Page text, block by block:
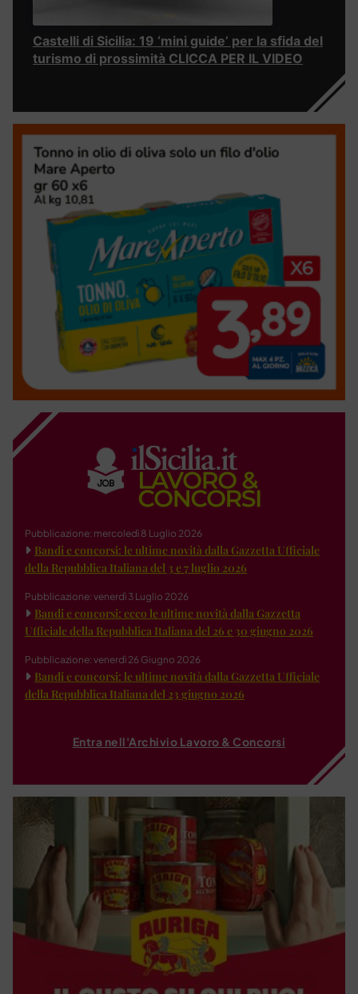
Castelli di Sicilia: 19 ‘mini guide’ per la sfida del
turismo di prossimità CLICCA PER IL VIDEO
Pubblicazione: mercoledì 8 Luglio 2026
Bandi e concorsi: le ultime novità dalla Gazzetta Ufficiale
della Repubblica Italiana del 3 e 7 luglio 2026
Pubblicazione: venerdì 3 Luglio 2026
Bandi e concorsi: ecco le ultime novità dalla Gazzetta
Ufficiale della Repubblica Italiana del 26 e 30 giugno 2026
Pubblicazione: venerdì 26 Giugno 2026
Bandi e concorsi: le ultime novità dalla Gazzetta Ufficiale
della Repubblica Italiana del 23 giugno 2026
Entra nell'Archivio Lavoro & Concorsi